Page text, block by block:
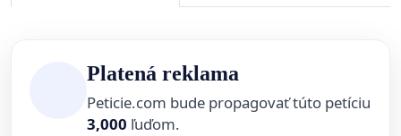
Platená reklama
Peticie.com bude propagovať túto petíciu
3,000 ľuďom.